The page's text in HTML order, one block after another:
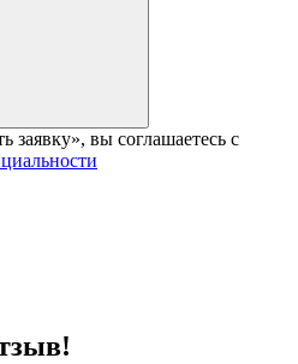
вы соглашаетесь с